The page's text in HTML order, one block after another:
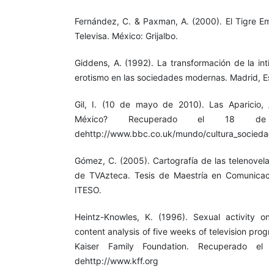
Fernández, C. & Paxman, A. (2000). El Tigre
Televisa. México: Grijalbo.
Giddens, A. (1992). La transformación de la
erotismo en las sociedades modernas. Madrid,
Gil, I. (10 de mayo de 2010). Las Aparicio,
México? Recuperado el 18
dehttp://www.bbc.co.uk/mundo/
Gómez, C. (2005). Cartografía de las
de TVAzteca. Tesis de Maestría en
ITESO.
Heintz-Knowles, K. (1996). Sexual activity
content analysis of five weeks of television
Kaiser Family Foundation. Recuperado
dehttp://www.kff.org